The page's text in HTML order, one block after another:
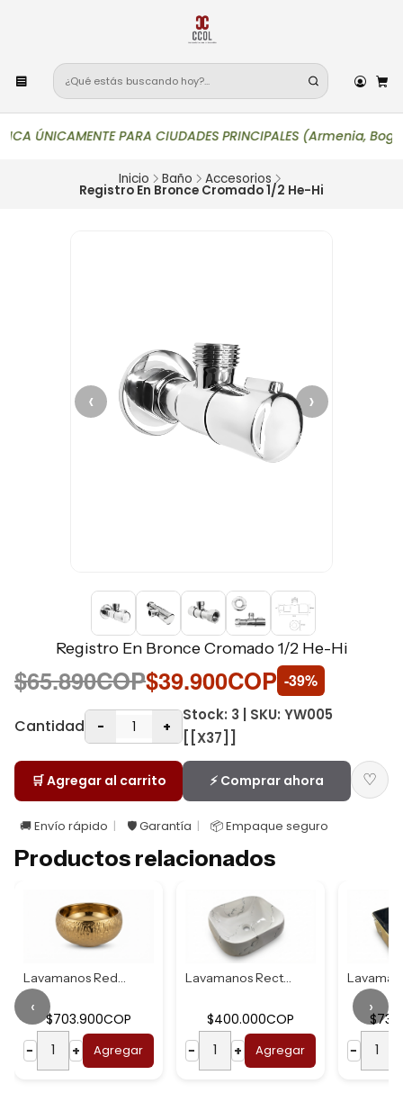
ÚNICAMENTE PARA CIUDADES PRINCIPALES (Armenia,
Inicio Baño Accesorios
Registro En Bronce Cromado 1/2 He-Hi
‹ ›
Registro En Bronce Cromado 1/2 He-Hi
$65.890COP$39.900COP -39%
Cantidad - +
Stock: 3 | SKU: YW005
[[X37]]
🛒 Agregar al carrito ⚡ Comprar ahora ♡
🚚 Envío rápido 🛡️ Garantía 📦 Empaque seguro
Productos relacionados
$703.900COP
−
+ Agregar
$400.000COP
−
+ Agregar
−
‹ ›